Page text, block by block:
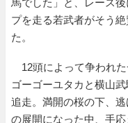
プを走る若武者がそう
た。
12頭によって争われた
ゴーゴーユタカと横山
追走。満開の桜の下、
の展開になった中、手